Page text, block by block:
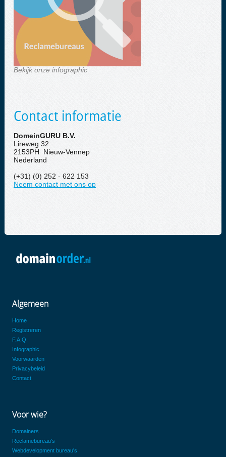
Bekijk onze infographic
Contact informatie
DomeinGURU B.V.
Lireweg 32
2153PH Nieuw-Vennep
Nederland
(+31) (0) 252 - 622 153
Neem contact met ons op
Algemeen
Home
Registreren
F.A.Q.
Infographic
Voorwaarden
Privacybeleid
Contact
Voor wie?
Domainers
Reclamebureau's
Webdevelopment bureau's